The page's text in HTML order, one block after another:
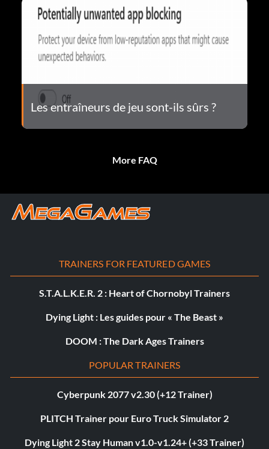
Les entraîneurs de jeu sont-ils sûrs ?
More FAQ
TRAINERS FOR FEATURED GAMES
S.T.A.L.K.E.R. 2 : Heart of Chornobyl Trainers
Dying Light : Les guides pour « The Beast »
DOOM : The Dark Ages Trainers
POPULAR TRAINERS
Cyberpunk 2077 v2.30 (+12 Trainer)
PLITCH Trainer pour Euro Truck Simulator 2
Dying Light 2 Stay Human v1.0-v1.24+ (+33 Trainer)